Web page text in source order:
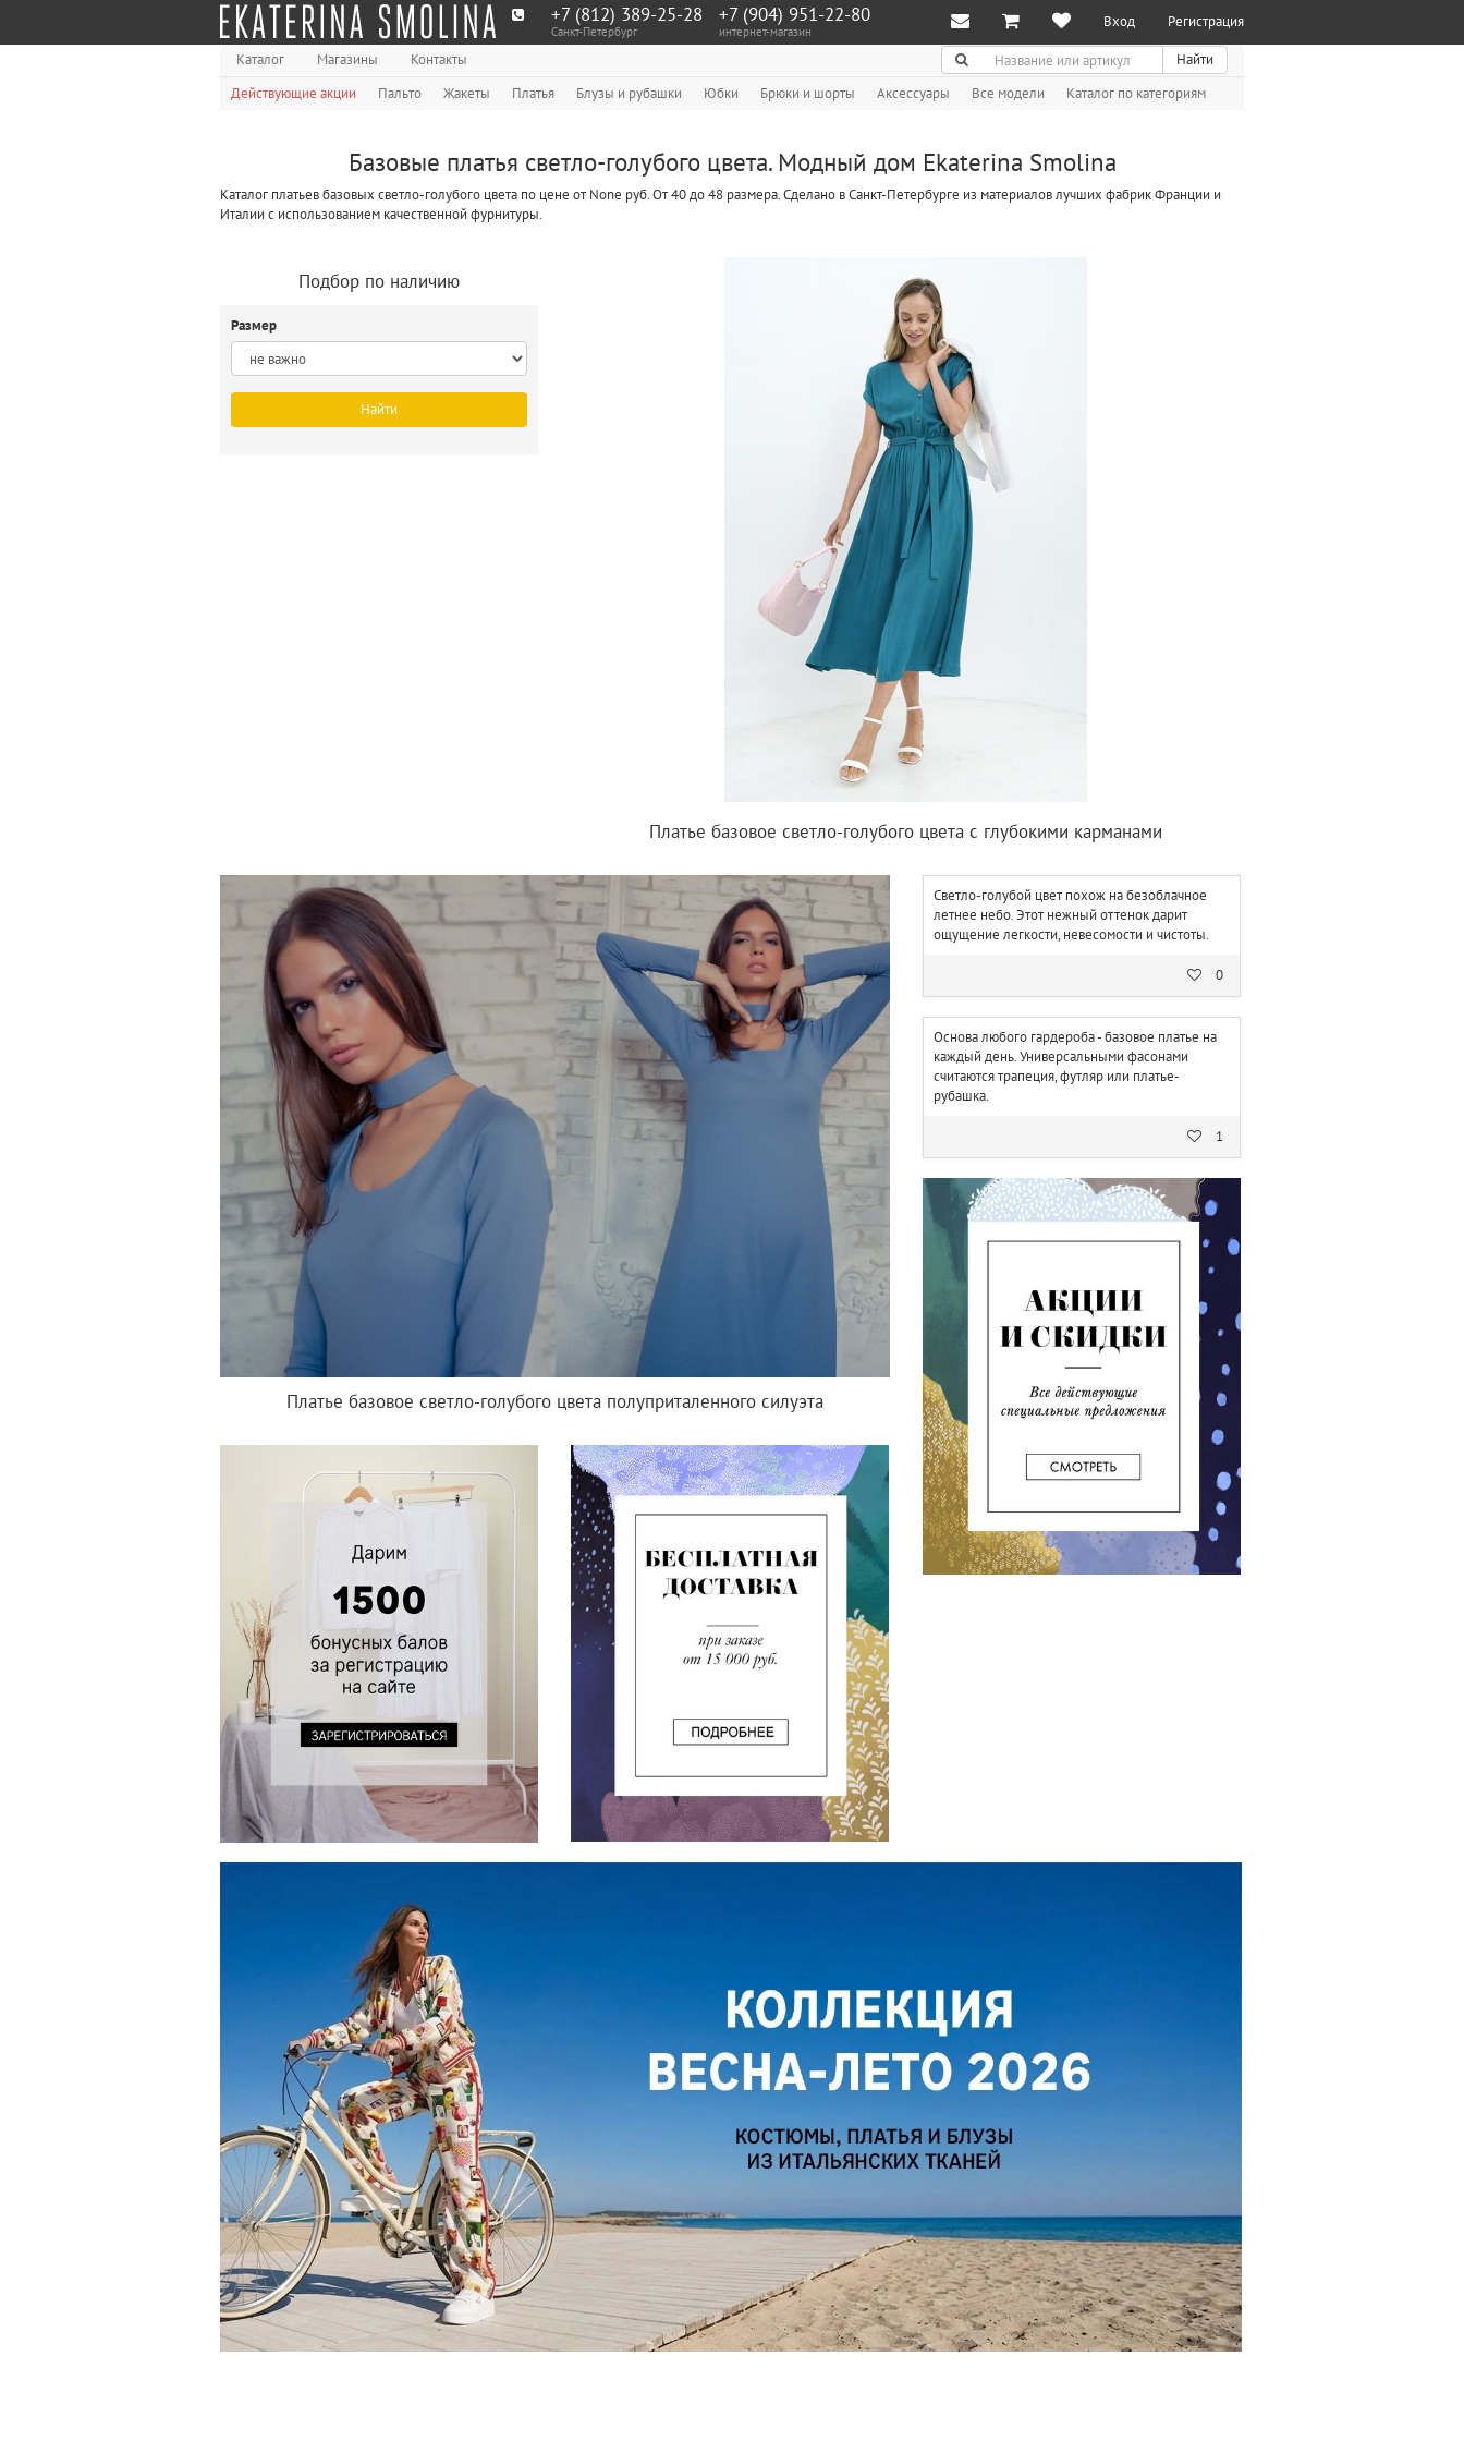
+7 (812) 389-25-28
Санкт-Петербург
+7 (904) 951‑22‑80
интернет-магазин
Вход Регистрация
Каталог Магазины Контакты Поиск
Найти
Действующие акции
Пальто Жакеты Платья Блузы и рубашки Юбки Брюки и шорты Аксессуары Все модели Каталог по категориям
Базовые платья светло-голубого цвета. Модный дом Ekaterina Smolina
Каталог платьев базовых светло-голубого цвета по цене от None руб. От 40 до 48 размера. Сделано в Санкт-Петербурге из материалов лучших фабрик Франции и
Италии с использованием качественной фурнитуры.
Подбор по наличию
Размер
Платье базовое светло-голубого цвета с глубокими карманами
Платье базовое светло-голубого цвета полуприталенного силуэта
Светло-голубой цвет похож на безоблачное
летнее небо. Этот нежный оттенок дарит
ощущение легкости, невесомости и чистоты.
0
Основа любого гардероба - базовое платье на
каждый день. Универсальными фасонами
считаются трапеция, футляр или платье-
рубашка.
1